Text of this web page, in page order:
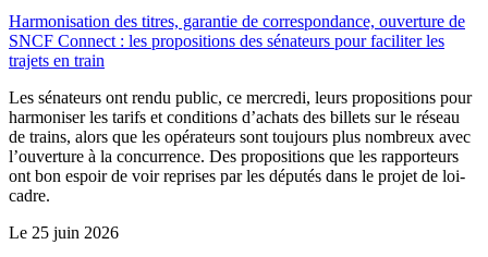
Harmonisation des titres, garantie de correspondance, ouverture de
SNCF Connect : les propositions des sénateurs pour faciliter les
trajets en train
Les sénateurs ont rendu public, ce mercredi, leurs propositions pour
harmoniser les tarifs et conditions d’achats des billets sur le réseau
de trains, alors que les opérateurs sont toujours plus nombreux avec
l’ouverture à la concurrence. Des propositions que les rapporteurs
ont bon espoir de voir reprises par les députés dans le projet de loi-
cadre.
Le 25 juin 2026